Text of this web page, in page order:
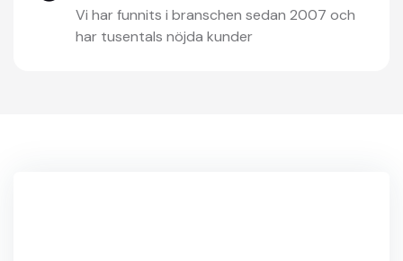
Vi har funnits i branschen sedan 2007 och
har tusentals nöjda kunder